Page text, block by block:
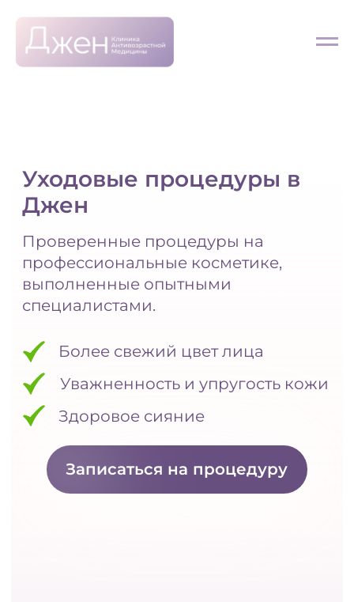
Проверенные процедуры на
профессиональные косметике,
выполненные опытными
специалистами.
Уважненность и упругость кожи
Более свежий цвет лица